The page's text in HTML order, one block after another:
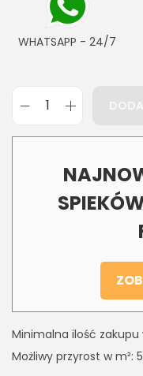
WHATSAPP - 24/7
Minimalna ilość zakupu
Możliwy przyrost w m²: